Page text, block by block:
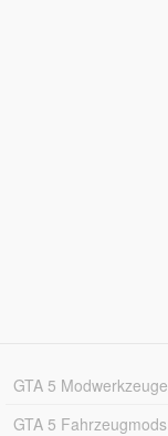
GTA 5 Modwerkzeuge
GTA 5 Fahrzeugmods